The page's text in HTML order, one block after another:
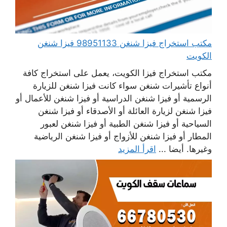
مكتب استخراج فيزا شنغن 98951133 فيزا شنغن
الكويت
مكتب استخراج فيزا الكويت، يعمل على استخراج كافة
أنواع تأشيرات شنغن سواء كانت فيزا شنغن للزيارة
الرسمية أو فيزا شنغن الدراسية أو فيزا شنغن للأعمال أو
فيزا شنغن لزيارة العائلة أو الأصدقاء أو فيزا شنغن
السياحية أو فيزا شنغن الطبية أو فيزا شنغن لعبور
المطار أو فيزا شنغن للأزواج أو فيزا شنغن الرياضية
وغيرها. أيضا ... اقرأ المزيد